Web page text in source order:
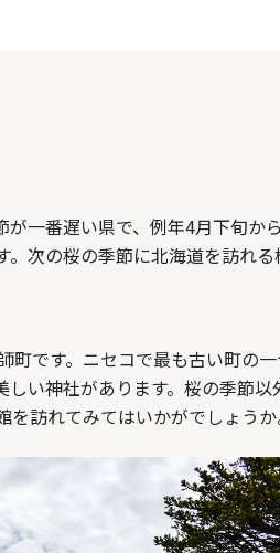
一番遅い県で、例年4月下旬
次の桜の季節に北海道を訪れ
です。ニセコで最も古い町の
い神社があります。桜の季節
訪れてみてはいかがでしょう